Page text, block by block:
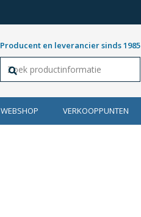
Producent en leverancier sinds 1985
WEBSHOP VERKOOPPUNTEN